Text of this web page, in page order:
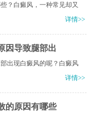
？白癜风，一种常见却又
详情>>
因导致腿部出
出现白癜风的呢？白癜风
详情>>
的原因有哪些